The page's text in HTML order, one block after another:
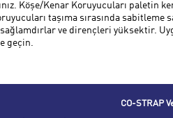
Köşe/Kenar Koruyucuları paletin
taşıma sırasında sabitleme
sağlamdırlar ve dirençleri
geçin.
CO-STRAP